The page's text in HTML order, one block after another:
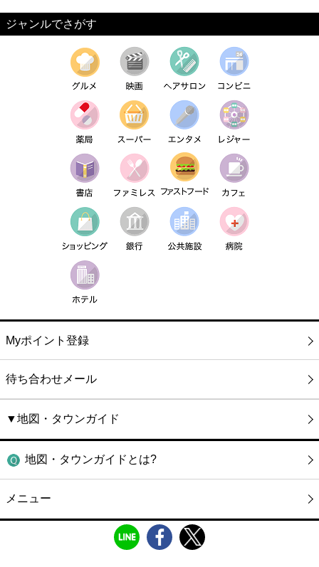
ジャンルでさがす
Myポイント登録
待ち合わせメール
▼地図・タウンガイド
地図・タウンガイドとは?
メニュー